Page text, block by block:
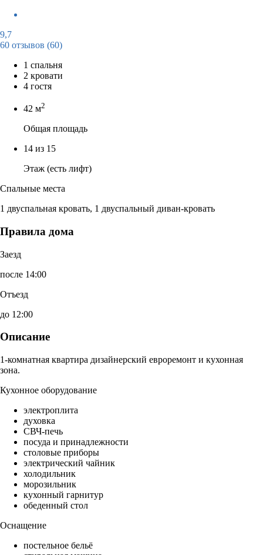
9,7
60 отзывов (60)
1 спальня
2 кровати
4 гостя
42 м2
Общая площадь
14 из 15
Этаж (есть лифт)
Спальные места
1 двуспальная кровать, 1 двуспальный диван-кровать
Правила дома
Заезд
после 14:00
Отъезд
до 12:00
Описание
1-комнатная квартира дизайнерский евроремонт и кухонная
зона.
Кухонное оборудование
электроплита
духовка
СВЧ-печь
посуда и принадлежности
столовые приборы
электрический чайник
холодильник
морозильник
кухонный гарнитур
обеденный стол
Оснащение
постельное бельё